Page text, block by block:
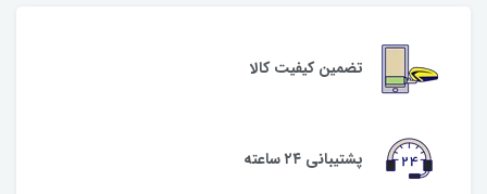
تضمین کیفیت کالا
پشتیبانی ۲۴ ساعته